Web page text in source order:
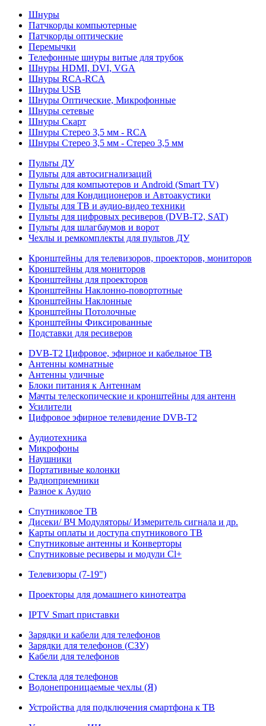
Шнуры
Патчкорды компьютерные
Патчкорды оптические
Перемычки
Телефонные шнуры витые для трубок
Шнуры HDMI, DVI, VGA
Шнуры RCA-RCA
Шнуры USB
Шнуры Оптические, Микрофонные
Шнуры сетевые
Шнуры Скарт
Шнуры Стерео 3,5 мм - RCA
Шнуры Стерео 3,5 мм - Стерео 3,5 мм
Пульты ДУ
Пульты для автосигнализаций
Пульты для компьютеров и Android (Smart TV)
Пульты для Кондиционеров и Автоакустики
Пульты для ТВ и аудио-видео техники
Пульты для цифровых ресиверов (DVB-T2, SAT)
Пульты для шлагбаумов и ворот
Чехлы и ремкомплекты для пультов ДУ
Кронштейны для телевизоров, проекторов, мониторов
Кронштейны для мониторов
Кронштейны для проекторов
Кронштейны Наклонно-повортотные
Кронштейны Наклонные
Кронштейны Потолочные
Кронштейны Фиксированные
Подставки для ресиверов
DVB-T2 Цифровое, эфирное и кабельное ТВ
Антенны комнатные
Антенны уличные
Блоки питания к Антеннам
Мачты телескопические и кронштейны для антенн
Усилители
Цифровое эфирное телевидение DVB-Т2
Аудиотехника
Микрофоны
Наушники
Портативные колонки
Радиоприемники
Разное к Аудио
Спутниковое ТВ
Дисеки/ ВЧ Модуляторы/ Измеритель сигнала и др.
Карты оплаты и доступа спутникового ТВ
Спутниковые антенны и Конверторы
Спутниковые ресиверы и модули Cl+
Телевизоры (7-19")
Проекторы для домашнего кинотеатра
IPTV Smart приставки
Зарядки и кабели для телефонов
Зарядки для телефонов (СЗУ)
Кабели для телефонов
Стекла для телефонов
Водонепроницаемые чехлы (Я)
Устройства для подключения смартфона к ТВ